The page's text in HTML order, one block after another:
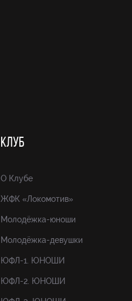
КЛУБ
О Клубе
ЖФК «Локомотив»
Молодёжка-юноши
Молодёжка-девушки
ЮФЛ-1. ЮНОШИ
ЮФЛ-2. ЮНОШИ